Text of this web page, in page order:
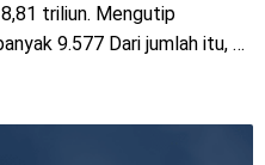
triliun. Mengutip
9.577 Dari jumlah itu, …